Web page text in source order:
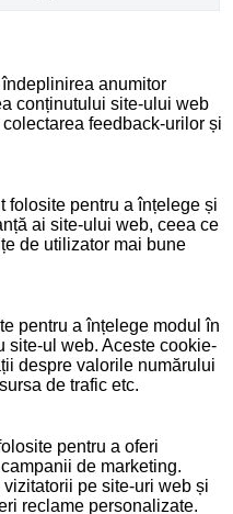
anumitor
conținutului site-ului web
feedback-urilor și
folosite pentru a înțelege și
ai site-ului web, ceea ce
de utilizator mai bune
pentru a înțelege modul în
site-ul web. Aceste cookie-
despre valorile numărului
de trafic etc.
pentru a oferi
de marketing.
pe site-uri web și
reclame personalizate.